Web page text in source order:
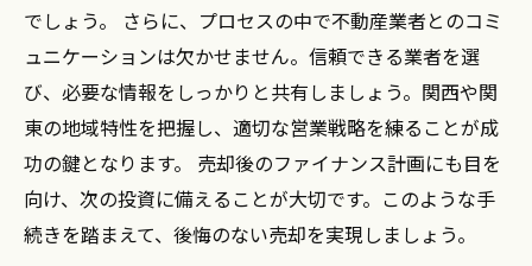
でしょう。 さらに、プロセスの中で不動産業者とのコミ
ュニケーションは欠かせません。信頼できる業者を選
び、必要な情報をしっかりと共有しましょう。関西や関
東の地域特性を把握し、適切な営業戦略を練ることが成
功の鍵となります。 売却後のファイナンス計画にも目を
向け、次の投資に備えることが大切です。このような手
続きを踏まえて、後悔のない売却を実現しましょう。